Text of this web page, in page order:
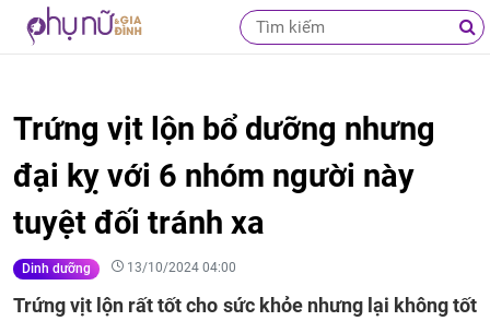
Trứng vịt lộn bổ dưỡng nhưng
đại kỵ với 6 nhóm người này
tuyệt đối tránh xa
Dinh dưỡng 13/10/2024 04:00
Trứng vịt lộn rất tốt cho sức khỏe nhưng lại không tốt